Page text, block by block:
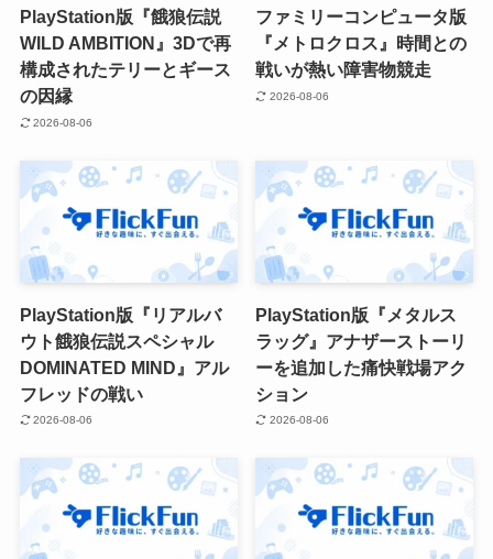
PlayStation版『餓狼伝説
WILD AMBITION』3Dで再
構成されたテリーとギース
の因縁
2026-08-06
ファミリーコンピュータ版
『メトロクロス』時間との
戦いが熱い障害物競走
2026-08-06
PlayStation版『リアルバ
ウト餓狼伝説スペシャル
DOMINATED MIND』アル
フレッドの戦い
2026-08-06
PlayStation版『メタルス
ラッグ』アナザーストーリ
ーを追加した痛快戦場アク
ション
2026-08-06